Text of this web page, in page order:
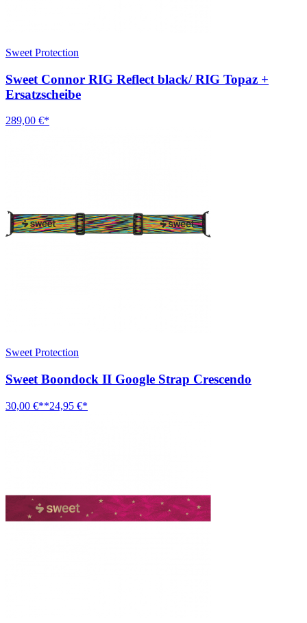
Sweet Protection
Sweet Connor RIG Reflect black/ RIG Topaz +
Ersatzscheibe
289,00 €*
Sweet Protection
Sweet Boondock II Google Strap Crescendo
30,00 €**24,95 €*